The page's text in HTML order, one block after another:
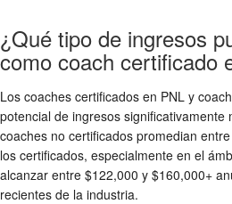
¿Qué tipo de ingresos
como coach certificado
Los coaches certificados en PNL y
potencial de ingresos significativamente
coaches no certificados promedian
los certificados, especialmente en el
alcanzar entre $122,000 y $160,000+
recientes de la industria.